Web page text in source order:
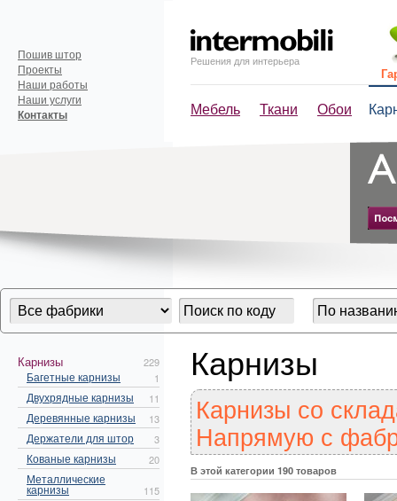
Решения для интерьера
Мебель Ткани Обои
Пошив штор
Проекты
Наши работы
Наши услуги
Контакты
Карнизы 229
Багетные карнизы 1
Двухрядные карнизы 11
Деревянные карнизы 13
Держатели для штор 3
Кованые карнизы 20
Металлические
карнизы 115
Карнизы
Карнизы со
Напрямую с
В этой категории 190 товаров